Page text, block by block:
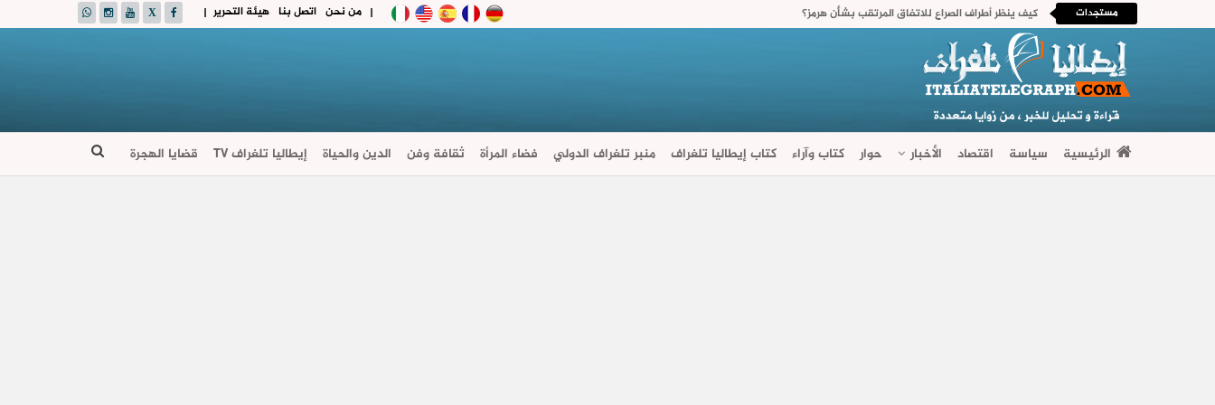
| هيئة التحرير اتصل بنا من نحن | مستجدات كيف ينظر أطراف الصراع للاتفاق المرتقب بشأن هرمز؟
الرئيسية سياسة اقتصاد الأخبار حوار كتاب وآراء كتاب إيطاليا تلغراف منبر تلغراف الدولي فضاء المرأة ثقافة وفن الدين والحياة إيطاليا تلغراف TV قضايا الهجرة